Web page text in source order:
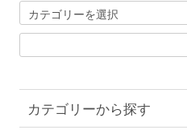
カテゴリーから探す